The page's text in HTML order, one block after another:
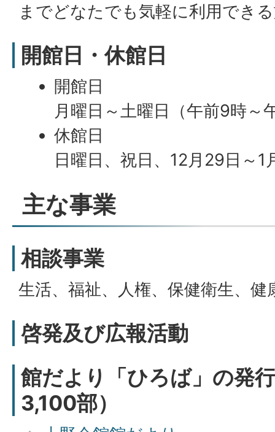
までどなたでも気軽に利用でき
開館日・休館日
開館日
月曜日～土曜日（午前9時～
休館日
日曜日、祝日、12月29日～1
主な事業
相談事業
生活、福祉、人権、保健衛生、健
啓発及び広報活動
館だより「ひろば」の発
3,100部）